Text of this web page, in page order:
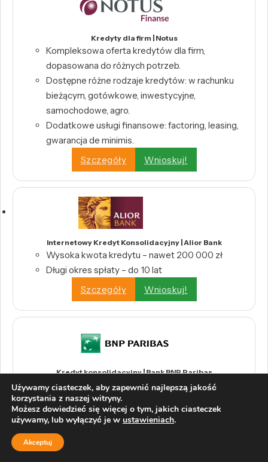
Kredyty dla firm | Notus
Kompleksowa oferta kredytów dla firm,
dopasowana do różnych potrzeb.
Dostępne różne rodzaje kredytów: w rachunku
bieżącym, gotówkowe, inwestycyjne,
samochodowe, agro.
Dodatkowe usługi finansowe: factoring, leasing,
gwarancja de minimis.
Szczegóły
Wnioskuj!
Internetowy Kredyt Konsolidacyjny | Alior Bank
Wysoka kwota kredytu – nawet 200 000 zł
Długi okres spłaty – do 10 lat
Szczegóły
Wnioskuj!
Kredyt konsolidacyjny | Bank BNP Paribas
Jedna rata zamiast wielu
Kwota od 1000 zł do 230 000 zł
0% prowizji
Używamy ciasteczek, aby zapewnić najlepszą jakość
korzystania z naszej witryny.
Możesz dowiedzieć się więcej o tym, jakich ciasteczek
używamy, lub wyłączyć je w ustawieniach.
Akceptuj